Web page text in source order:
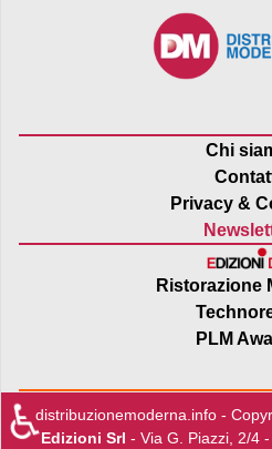
Chi
Privacy &
Ristorazione
PLM
distribuzionemoderna.info -
Edizioni Srl - Via G. Piazzi, 2/4